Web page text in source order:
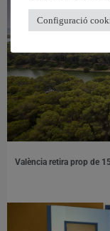
València retira prop de
Configuració